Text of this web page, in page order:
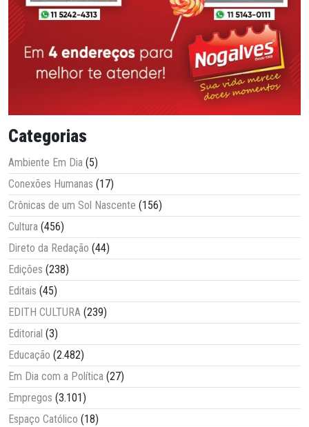
Categorias
Ambiente Em Dia (5)
Conexões Humanas (17)
Crônicas de um Sol Nascente (156)
Cultura (456)
Direto da Redação (44)
Edições (238)
Editais (45)
EDITH CULTURA (239)
Editorial (3)
Educação (2.482)
Em Dia com a Política (27)
Empregos (3.101)
Espaço Católico (18)